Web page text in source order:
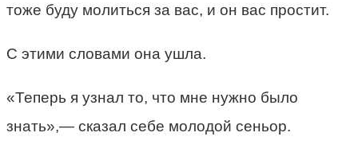
тоже буду молиться за вас, и он вас простит.
С этими словами она ушла.
«Теперь я узнал то, что мне нужно было
знать»,— сказал себе молодой сеньор.